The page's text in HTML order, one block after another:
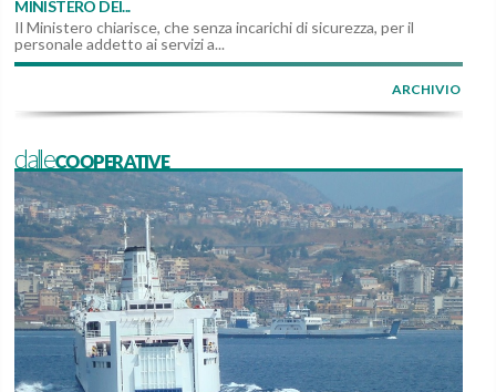
MINISTERO DEI...
Il Ministero chiarisce, che senza incarichi di sicurezza, per il
personale addetto ai servizi a...
ARCHIVIO
dalleCOOPERATIVE